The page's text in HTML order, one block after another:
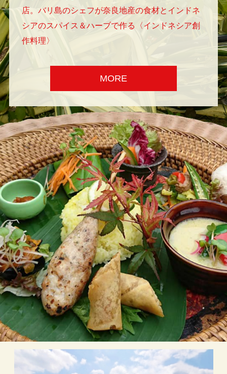
店。バリ島のシェフが奈良地産の食材とインドネ
シアのスパイス＆ハーブで作る〈インドネシア創
作料理〉
MORE